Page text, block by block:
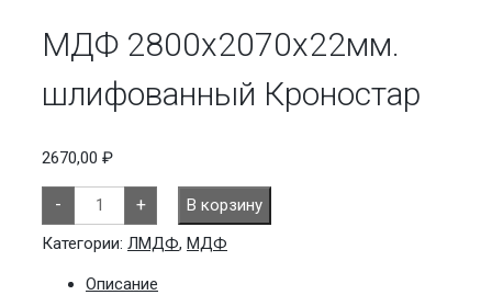
МДФ 2800х2070х22мм.
шлифованный Кроностар
2670,00 ₽
-
Количество
товара
МДФ
2800х2070х22мм.
шлифованный
Кроностар
+
В корзину
Категории: ЛМДФ, МДФ
Описание